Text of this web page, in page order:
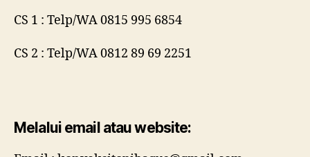
CS 1 : Telp/WA 0815 995 6854
CS 2 : Telp/WA 0812 89 69 2251
Melalui email atau website: